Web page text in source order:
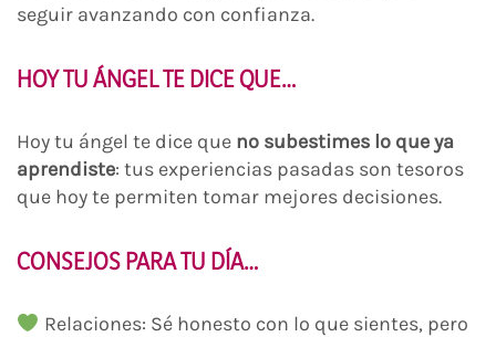
seguir avanzando con confianza.
HOY TU ÁNGEL TE DICE QUE…
Hoy tu ángel te dice que no subestimes lo que ya
aprendiste: tus experiencias pasadas son tesoros
que hoy te permiten tomar mejores decisiones.
CONSEJOS PARA TU DÍA…
Relaciones: Sé honesto con lo que sientes, pero